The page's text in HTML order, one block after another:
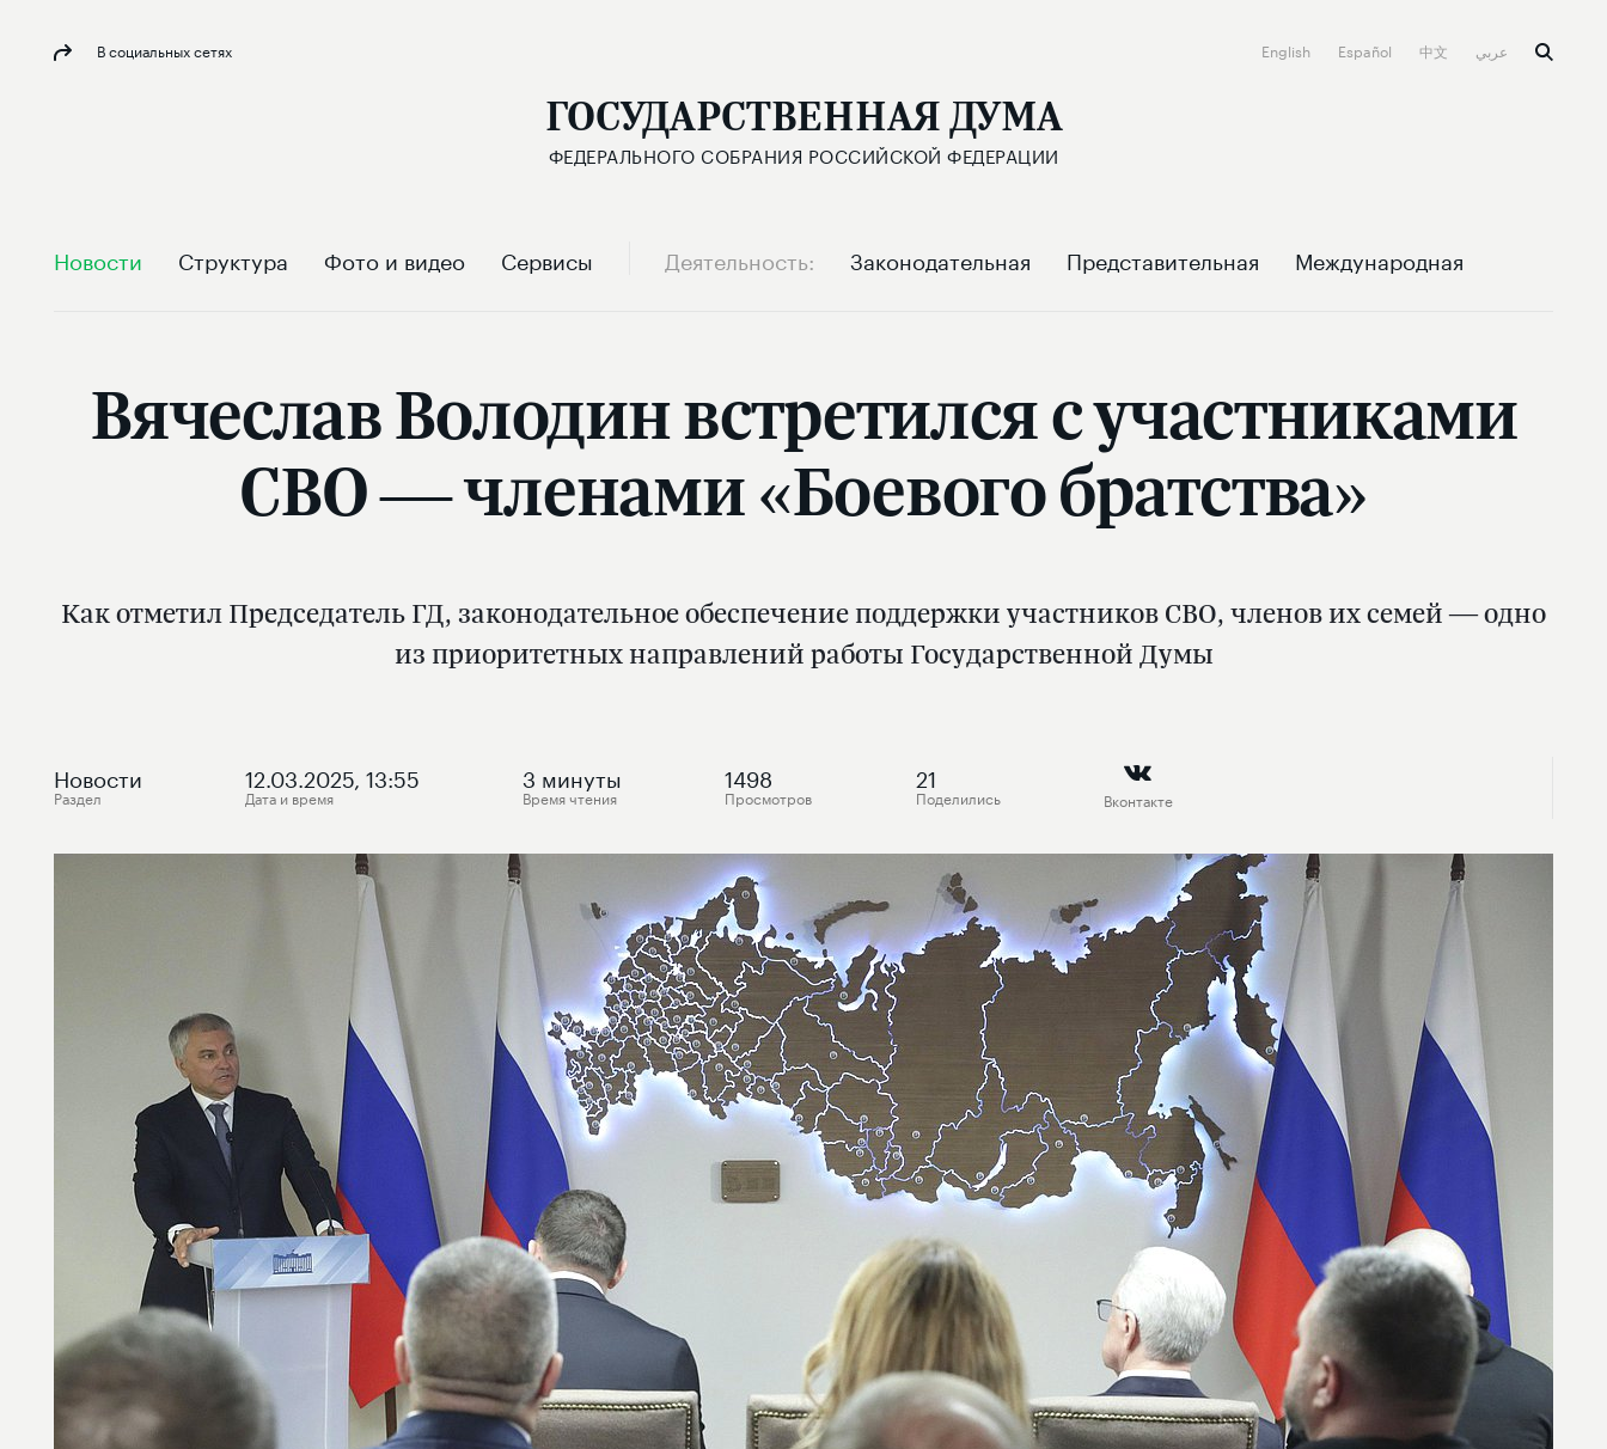
В социальных сетях English Español 中文
ГОСУДАРСТВЕННАЯ ДУМА
ФЕДЕРАЛЬНОГО СОБРАНИЯ РОССИЙСКОЙ ФЕДЕРАЦИИ
Новости Структура Фото и видео Сервисы Деятельность Законодательная Представительная Международная
Вячеслав Володин встретился с участниками
СВО — членами «Боевого братства»
Как отметил Председатель ГД, законодательное обеспечение поддержки участников СВО, членов их семей — одно
из приоритетных направлений работы Государственной Думы
Новости
Раздел
12.03.2025, 13:55
Дата и время
3 минуты
Время чтения
1498
Просмотров
21
Поделились Вконтакте